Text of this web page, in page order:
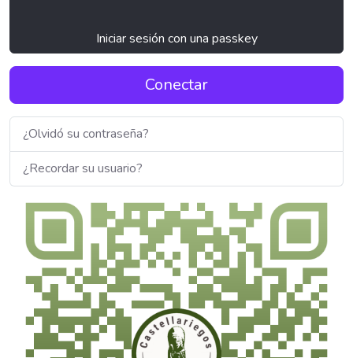
Iniciar sesión con una passkey
Conectar
¿Olvidó su contraseña?
¿Recordar su usuario?